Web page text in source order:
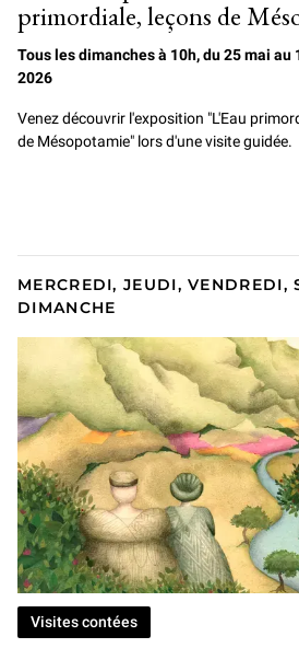
primordiale, leçons de
Tous les dimanches à 10h, du 25 mai au
2026
Venez découvrir l'exposition "L'Eau
de Mésopotamie" lors d'une visite guidée.
MERCREDI, JEUDI, VENDREDI,
DIMANCHE
Visites contées